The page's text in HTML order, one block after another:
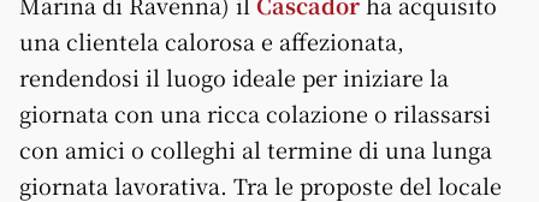
una clientela calorosa e affezionata,
rendendosi il luogo ideale per iniziare la
giornata con una ricca colazione o rilassarsi
con amici o colleghi al termine di una lunga
giornata lavorativa. Tra le proposte del locale